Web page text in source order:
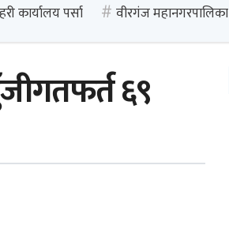
कार्यालय पर्सा वीरगंज महानगरपालिका
६९